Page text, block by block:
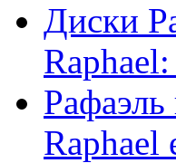
Диски
Raphael